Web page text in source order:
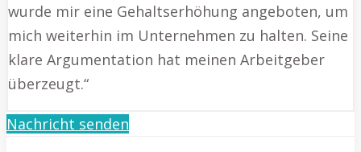
wurde mir eine Gehaltserhöhung angeboten, um
mich weiterhin im Unternehmen zu halten. Seine
klare Argumentation hat meinen Arbeitgeber
überzeugt.“
Nachricht senden